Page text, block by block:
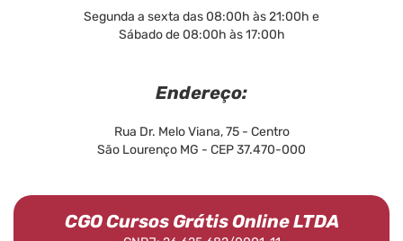
Segunda a sexta das 08:00h às 21:00h e
Sábado de 08:00h às 17:00h
Endereço:
Rua Dr. Melo Viana, 75 - Centro
São Lourenço MG - CEP 37.470-000
CGO Cursos Grátis Online LTDA